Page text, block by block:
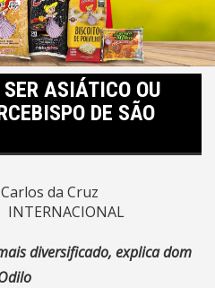
ASIÁTICO OU
DE SÃO
da Cruz
INTERNACIONAL
diversificado, explica dom